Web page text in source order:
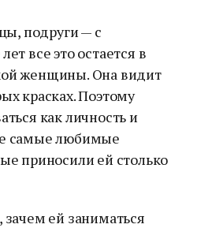
подруги — с
все это остается в
женщины. Она видит
красках. Поэтому
как личность и
самые любимые
приносили ей столько
ей заниматься